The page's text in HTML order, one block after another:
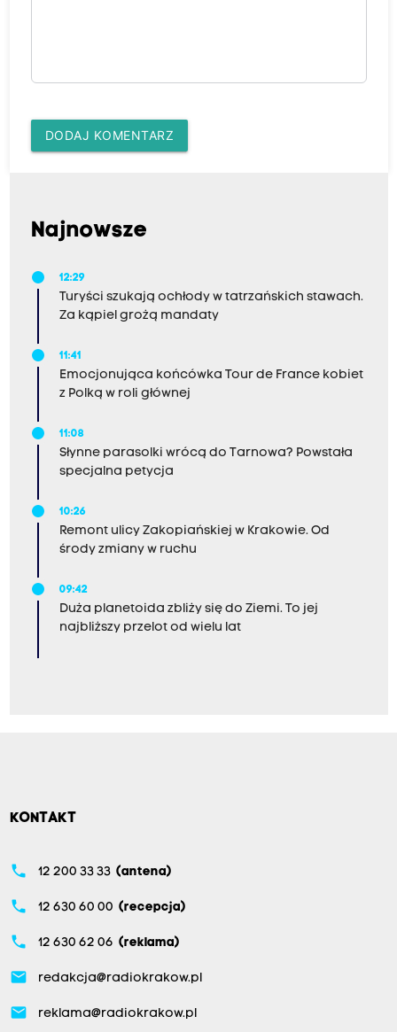
DODAJ KOMENTARZ
Najnowsze
12:29
Turyści szukają ochłody w tatrzańskich stawach.
Za kąpiel grożą mandaty
11:41
Emocjonująca końcówka Tour de France kobiet
z Polką w roli głównej
11:08
Słynne parasolki wrócą do Tarnowa? Powstała
specjalna petycja
10:26
Remont ulicy Zakopiańskiej w Krakowie. Od
środy zmiany w ruchu
09:42
Duża planetoida zbliży się do Ziemi. To jej
najbliższy przelot od wielu lat
KONTAKT
phone 12 200 33 33 (antena)
phone 12 630 60 00 (recepcja)
phone 12 630 62 06 (reklama)
email redakcja@radiokrakow.pl
email reklama@radiokrakow.pl